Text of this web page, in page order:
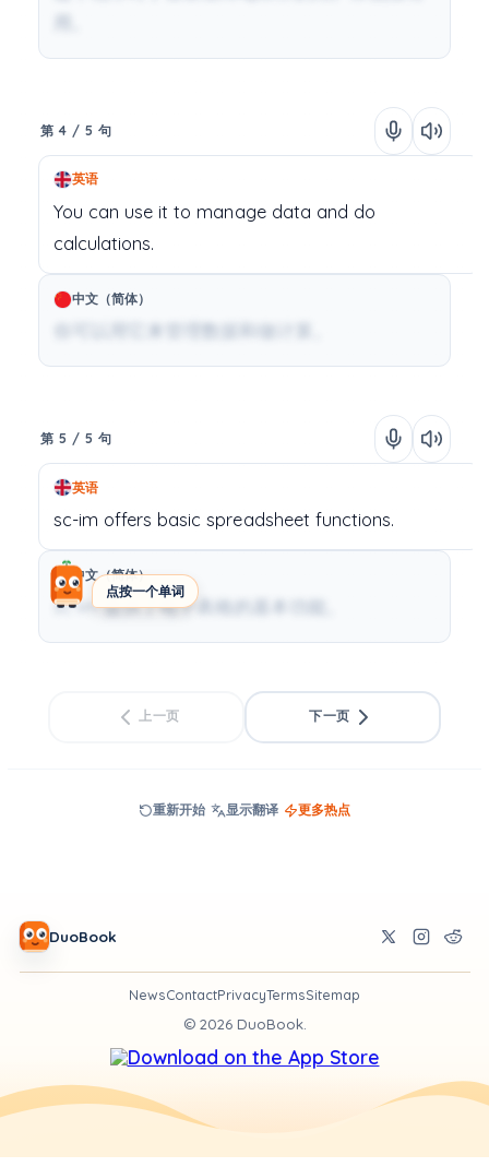
点按一个单词
第 4 / 5 句
英语
You can use it to manage data and do
calculations.
中文（简体）
你可以用它来管理数据和做计算。
第 5 / 5 句
英语
sc-im offers basic spreadsheet functions.
中文（简体）
sc-im 提供了电子表格的基本功能。
上一页 下一页
重新开始 显示翻译 更多热点
DuoBook
NewsContactPrivacyTermsSitemap
© 2026DuoBook.